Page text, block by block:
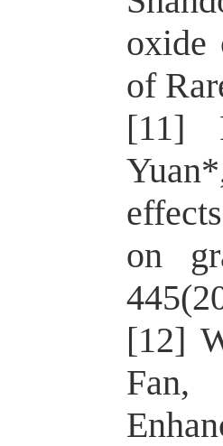
oxide
of
[11]
on
[12]